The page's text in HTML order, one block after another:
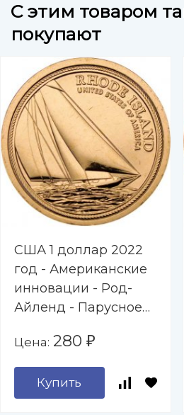
C этим товаром
покупают
США 1 доллар 2022
год - Американские
инновации - Род-
Айленд - Парусное
Цена: 280 ₽
Купить